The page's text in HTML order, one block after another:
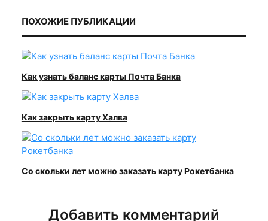
ПОХОЖИЕ ПУБЛИКАЦИИ
Как узнать баланс карты Почта Банка
Как закрыть карту Халва
Со скольки лет можно заказать карту Рокетбанка
Добавить комментарий